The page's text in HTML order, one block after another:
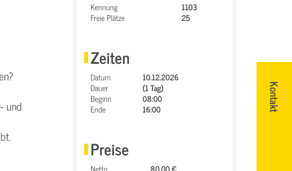
Kontakt
und
Kennung
1103
Freie Plätze
25
Zeiten
Datum
10.12.2026
Dauer
(1 Tag)
Beginn
08:00
Ende
16:00
Preise